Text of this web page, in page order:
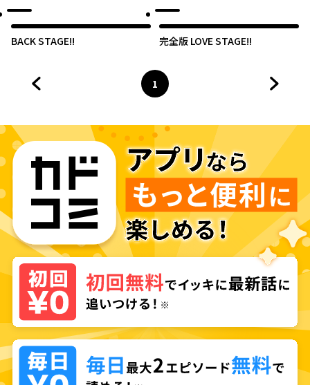
BACK STAGE!! 完全版 LOVE STAGE!!
ページ
1
へ